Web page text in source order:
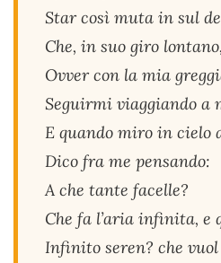
Star così muta in sul
Che, in suo giro
Ovver con la mia
Seguirmi viaggiando a
E quando miro in cielo
Dico fra me pensando:
A che tante facelle?
Che fa l’aria infinita, e
Infinito seren? che